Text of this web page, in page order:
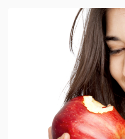
Zacznij pisać, aby